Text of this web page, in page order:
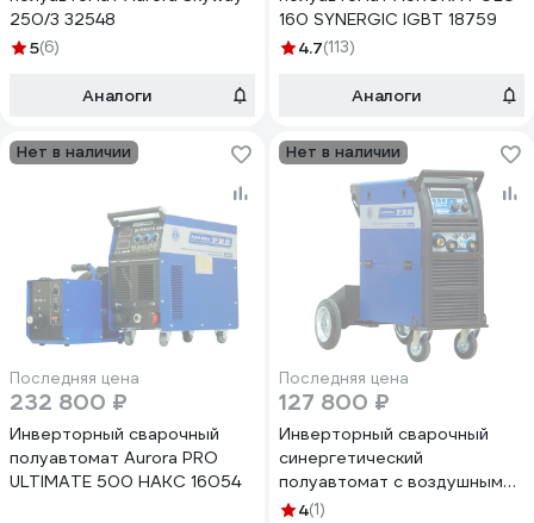
250/3 32548
5(6)
Аналоги
160 SYNERGIC IGBT 18759
4.7(113)
Аналоги
Нет в наличии
Последняя цена
232 800 ₽
Инверторный сварочный
полуавтомат Aurora PRO
ULTIMATE 500 НАКС 16054
Нет в наличии
Последняя цена
127 800 ₽
Инверторный сварочный
синергетический
полуавтомат с воздушным
охлаждением AuroraPRO
4(1)